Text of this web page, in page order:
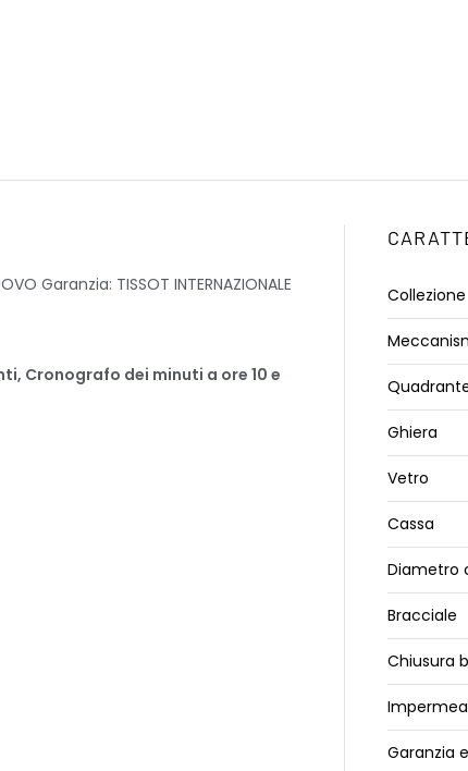
Garanzia: TISSOT INTERNAZIONALE
Cronografo dei minuti a ore 10 e
Collezione
Ghiera
Vetro
Cassa
Diametro
Bracciale
Chiusura
Garanzia